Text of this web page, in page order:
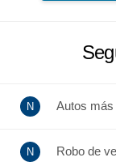
Autos
Robo de